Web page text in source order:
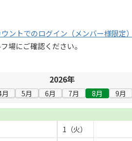
ントでのログイン（メンバー様限定）
場にご確認ください。
2026年
5月 6月 7月 8月 9月
1（火）